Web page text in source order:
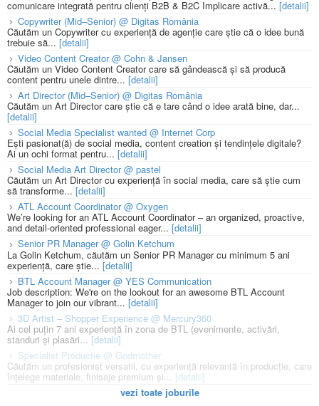
comunicare integrată pentru clienți B2B & B2C Implicare activă... [detalii]
Copywriter (Mid–Senior) @ Digitas România
Căutăm un Copywriter cu experiență de agenție care știe că o idee bună
trebuie să... [detalii]
Video Content Creator @ Cohn & Jansen
Căutăm un Video Content Creator care să gândească și să producă
content pentru unele dintre... [detalii]
Art Director (Mid–Senior) @ Digitas România
Căutăm un Art Director care știe că e tare când o idee arată bine, dar...
[detalii]
Social Media Specialist wanted @ Internet Corp
Ești pasionat(ă) de social media, content creation și tendințele digitale?
Ai un ochi format pentru... [detalii]
Social Media Art Director @ pastel
Căutăm un Art Director cu experiență în social media, care să știe cum
să transforme... [detalii]
ATL Account Coordinator @ Oxygen
We’re looking for an ATL Account Coordinator – an organized, proactive,
and detail-oriented professional eager... [detalii]
Senior PR Manager @ Golin Ketchum
La Golin Ketchum, căutăm un Senior PR Manager cu minimum 5 ani
experiență, care știe... [detalii]
BTL Account Manager @ YES Communication
Job description: We're on the lookout for an awesome BTL Account
Manager to join our vibrant... [detalii]
3D Artist – Shopper Experience @ Mercury360
Ai cel puțin 7 ani experiență în zona de BTL (evenimente, activări,
standuri și plasări...[detalii]
Specialist Productie @ Godmother
Căutăm un profesionist versatil, cu experiență relevantă în producție, care
înțelege materiale, finisaje premium și... [detalii]
vezi toate joburile